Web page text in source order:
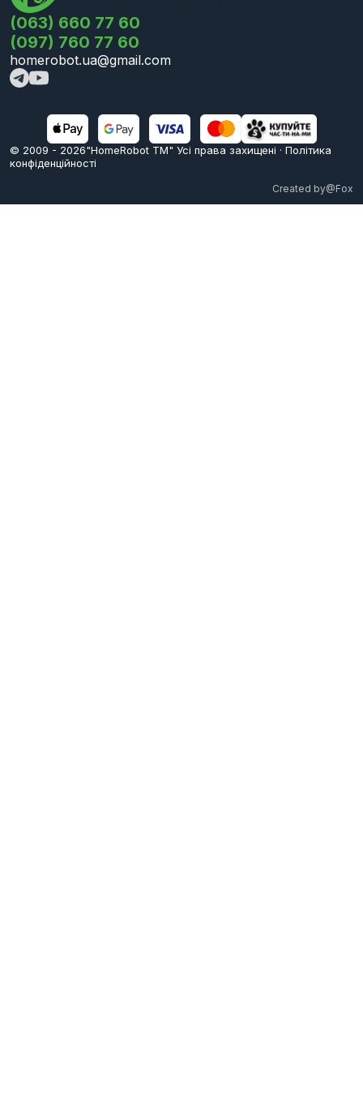
(063) 660 77 60
(097) 760 77 60
homerobot.ua@gmail.com
© 2009 - 2026"HomeRobot ТМ" Усi права захищені · Політика
конфіденційності
Created by@Fox